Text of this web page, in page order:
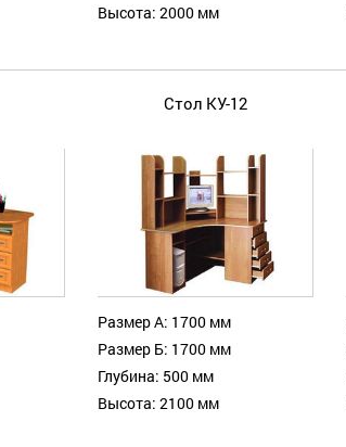
Высота: 2000 мм
Стол КУ-12
Размер А: 1700 мм
Размер Б: 1700 мм
Глубина: 500 мм
Высота: 2100 мм